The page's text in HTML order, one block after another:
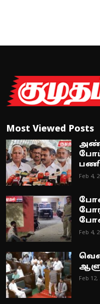
Most Viewed Posts
Feb 4,
Feb 4,
Feb 12,